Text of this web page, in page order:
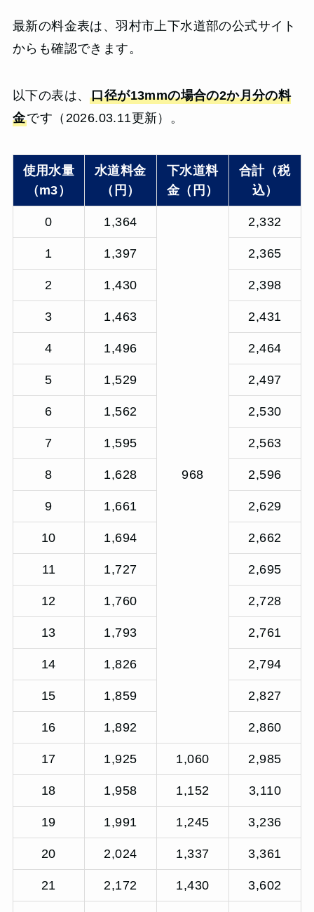
最新の料金表は、羽村市上下水道部の公式サイト
からも確認できます。
以下の表は、口径が13mmの場合の2か月分の料
金です（2026.03.11更新）。
使用水量
（m3）
水道料金
（円）
下水道料
金（円）
合計（税
込）
0 1,364
968
2,332
1 1,397 2,365
2 1,430 2,398
3 1,463 2,431
4 1,496 2,464
5 1,529 2,497
6 1,562 2,530
7 1,595 2,563
8 1,628 2,596
9 1,661 2,629
10 1,694 2,662
11 1,727 2,695
12 1,760 2,728
13 1,793 2,761
14 1,826 2,794
15 1,859 2,827
16 1,892 2,860
17 1,925 1,060 2,985
18 1,958 1,152 3,110
19 1,991 1,245 3,236
20 2,024 1,337 3,361
21 2,172 1,430 3,602